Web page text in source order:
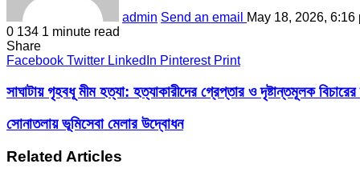
admin Send an email
May 18, 2026, 6:16
0 134 1 minute read
Share
Facebook Twitter LinkedIn Pinterest Print
সাঘাটায় গৃহবধূ মীম হত্যা: হত্যাকারীদের গ্রেপ্তার ও দৃষ্টান্তমূলক বিচারের
সোনাতলায় ভূমিসেবা মেলার উদ্বোধন
Related Articles